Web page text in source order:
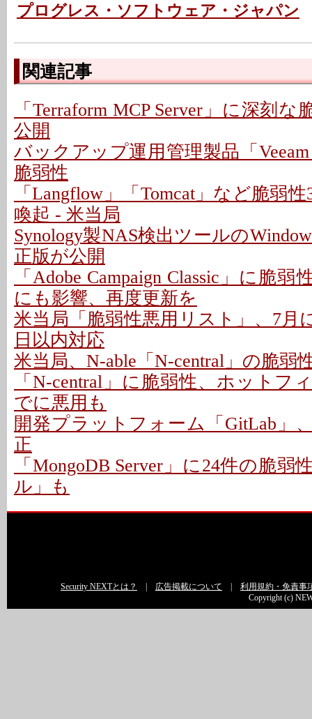
プログレス・ソフトウェア・ジャパン
関連記事
「Terraform MCP Server」に深刻
公開
バックアップ運用管理製品「
脆弱性
「Langflow」「Tomcat」など脆弱
喚起 - 米当局
Synology製NAS検出ツールの
正版が公開
「Adobe Campaign Classic」に脆
にも影響、再度更新を
米当局「脆弱性悪用リスト」、7月
日以内対応
米当局、N-able「N-central」の脆弱
「N-central」に脆弱性、ホットフ
でに悪用も
開発プラットフォーム「GitLab」
正
「MongoDB Server」に24件の脆
ル」も
Security NEXTとは？ 広告掲載について
利用規約・免責事
Copyright (c)